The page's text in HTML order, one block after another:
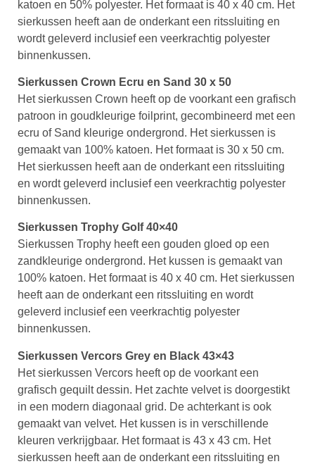
katoen en 50% polyester. Het formaat is 40 x 40 cm. Het
sierkussen heeft aan de onderkant een ritssluiting en
wordt geleverd inclusief een veerkrachtig polyester
binnenkussen.
Sierkussen Crown Ecru en Sand 30 x 50
Het sierkussen Crown heeft op de voorkant een grafisch
patroon in goudkleurige foilprint, gecombineerd met een
ecru of Sand kleurige ondergrond. Het sierkussen is
gemaakt van 100% katoen. Het formaat is 30 x 50 cm.
Het sierkussen heeft aan de onderkant een ritssluiting
en wordt geleverd inclusief een veerkrachtig polyester
binnenkussen.
Sierkussen Trophy Golf 40×40
Sierkussen Trophy heeft een gouden gloed op een
zandkleurige ondergrond. Het kussen is gemaakt van
100% katoen. Het formaat is 40 x 40 cm. Het sierkussen
heeft aan de onderkant een ritssluiting en wordt
geleverd inclusief een veerkrachtig polyester
binnenkussen.
Sierkussen Vercors Grey en Black 43×43
Het sierkussen Vercors heeft op de voorkant een
grafisch gequilt dessin. Het zachte velvet is doorgestikt
in een modern diagonaal grid. De achterkant is ook
gemaakt van velvet. Het kussen is in verschillende
kleuren verkrijgbaar. Het formaat is 43 x 43 cm. Het
sierkussen heeft aan de onderkant een ritssluiting en